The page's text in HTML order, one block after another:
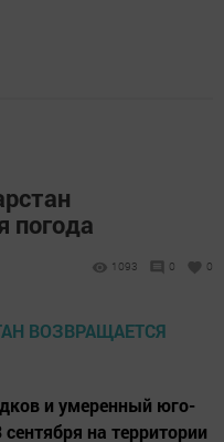
погода
1093 0 0
и умеренный юго-
на территории